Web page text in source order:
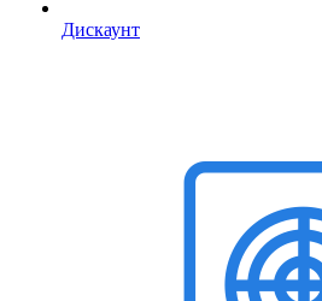
Дискаунт